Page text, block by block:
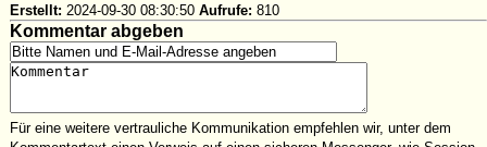
Erstellt: 2024-09-30 08:30:50 Aufrufe: 810
Kommentar abgeben
Für eine weitere vertrauliche Kommunikation empfehlen wir, unter dem